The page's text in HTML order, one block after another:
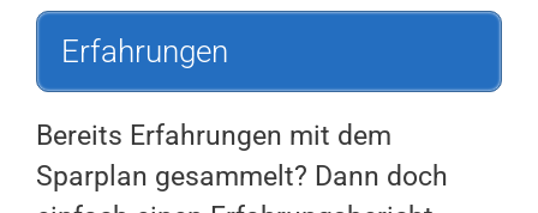
Erfahrungen
Bereits Erfahrungen mit dem
Sparplan gesammelt? Dann doch